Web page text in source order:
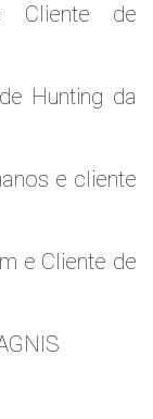
Cliente de
Hunting da
e cliente
e Cliente de